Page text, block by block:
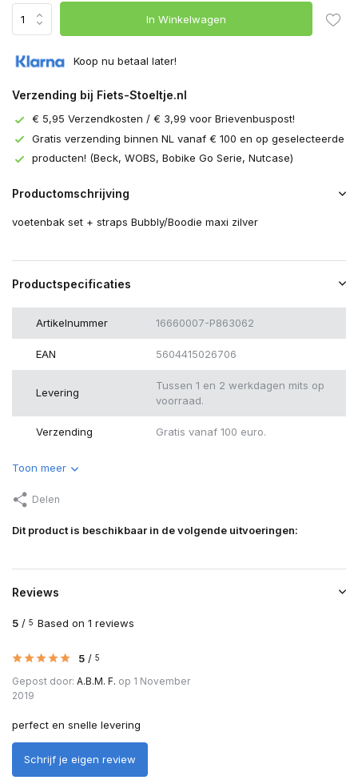
In Winkelwagen
Koop nu betaal later!
Verzending bij Fiets-Stoeltje.nl
€ 5,95 Verzendkosten / € 3,99 voor Brievenbuspost!
Gratis verzending binnen NL vanaf € 100 en op geselecteerde
producten! (Beck, WOBS, Bobike Go Serie, Nutcase)
Productomschrijving
voetenbak set + straps Bubbly/Boodie maxi zilver
Productspecificaties
Artikelnummer 16660007-P863062
EAN 5604415026706
Levering
Tussen 1 en 2 werkdagen mits op
voorraad.
Verzending Gratis vanaf 100 euro.
Toon meer
Delen
Dit product is beschikbaar in de volgende uitvoeringen:
Reviews
5 / 5 Based on 1 reviews
5 / 5
Gepost door: A.B.M. F. op 1 November
2019
perfect en snelle levering
Schrijf je eigen review